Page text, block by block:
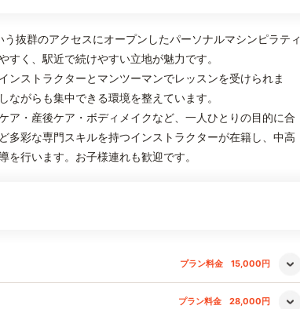
抜群のアクセスにオープンしたパーソナルマシンピラティ
く、駅近で続けやすい立地が魅力です。
ンストラクターとマンツーマンでレッスンを受けられま
がらも集中できる環境を整えています。
ア・産後ケア・ボディメイクなど、一人ひとりの目的に合
多彩な専門スキルを持つインストラクターが在籍し、中高
行います。お子様連れも歓迎です。
プラン料金 15,000円
プラン料金 28,000円